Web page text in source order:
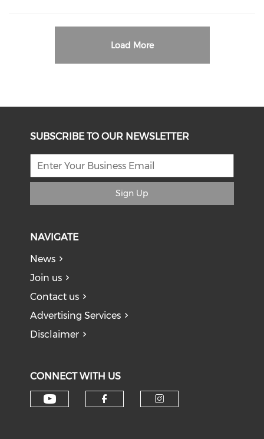
Load More
SUBSCRIBE TO OUR NEWSLETTER
Sign Up
NAVIGATE
News
Join us
Contact us
Advertising Services
Disclaimer
CONNECT WITH US